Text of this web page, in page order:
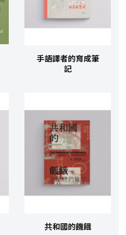
手語譯者的育成筆
記
共和國的饑餓